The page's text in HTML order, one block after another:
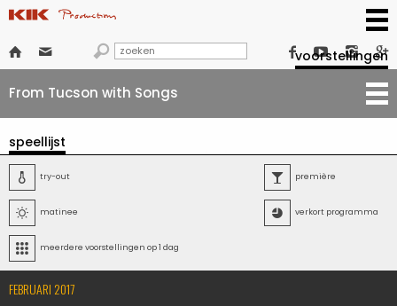
      
voorstellingen
From Tucson with Songs
speellijst
 try-out  première
 matinee  verkort programma
 meerdere voorstellingen op 1 dag
FEBRUARI 2017